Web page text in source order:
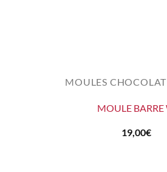
MOULES CHOCOLAT
MOULE BARRE
19,00€